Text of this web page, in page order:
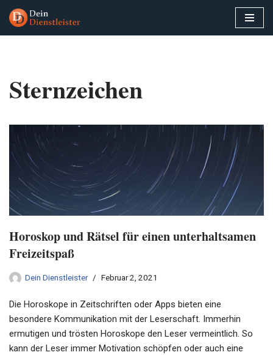
Zum
Sternzeichen
Horoskop und Rätsel für einen unterhaltsamen
Freizeitspaß
Dein Dienstleister Februar 2, 2021
Die Horoskope in Zeitschriften oder Apps bieten eine
besondere Kommunikation mit der Leserschaft. Immerhin
ermutigen und trösten Horoskope den Leser vermeintlich. So
kann der Leser immer Motivation schöpfen oder auch eine